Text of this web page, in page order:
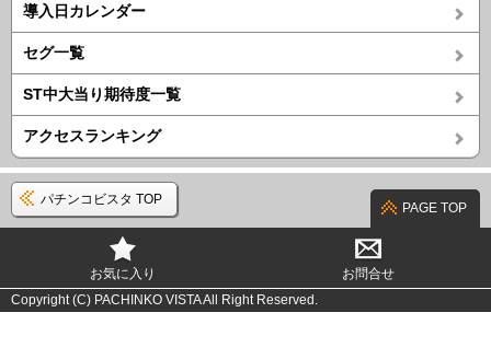
導入日カレンダー
セグ一覧
ST中大当り期待度一覧
アクセスランキング
パチンコビスタ TOP
PAGE TOP
お気に入り
お問合せ
Copyright (C) PACHINKO VISTA All Right Reserved.